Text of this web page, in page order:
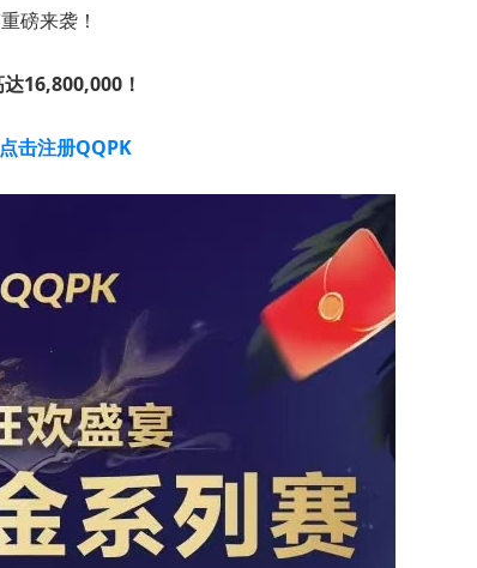
磅来袭！
16,800,000！
点击注册QQPK